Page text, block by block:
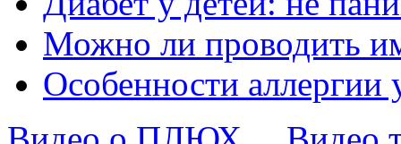
Можно ли проводить
Особенности аллергии